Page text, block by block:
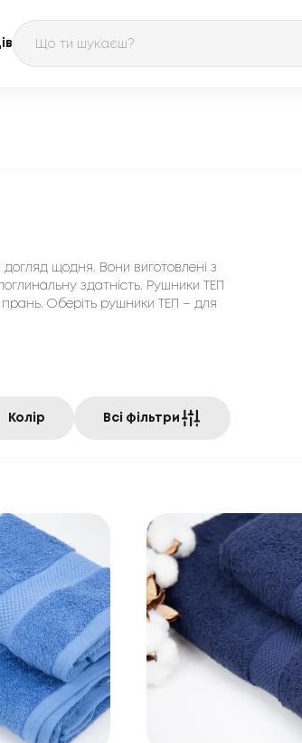
щодня. Вони виготовлені з
здатність. Рушники ТЕП
прань. Оберіть рушники ТЕП – для
Колір Всі фільтри